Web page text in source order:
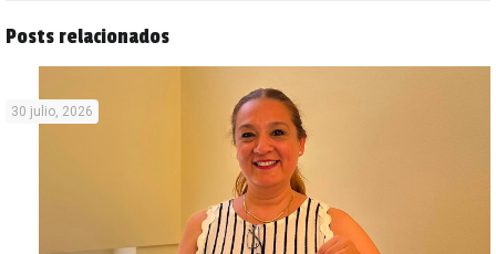
Posts relacionados
30 julio, 2026